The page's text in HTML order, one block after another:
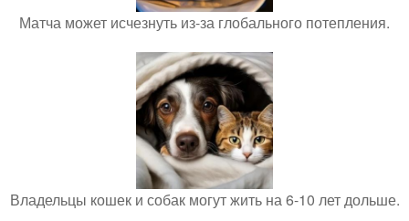
Матча может исчезнуть из-за глобального потепления.
Владельцы кошек и собак могут жить на 6-10 лет дольше.